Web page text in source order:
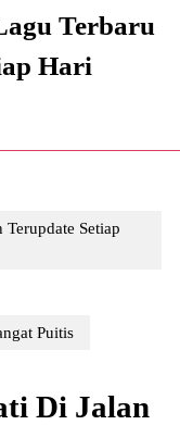
Terbaru
Hari
Setiap
Puitis
Di Jalan